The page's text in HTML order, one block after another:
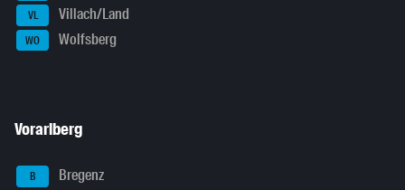
VL Villach/Land
WO Wolfsberg
Vorarlberg
B Bregenz